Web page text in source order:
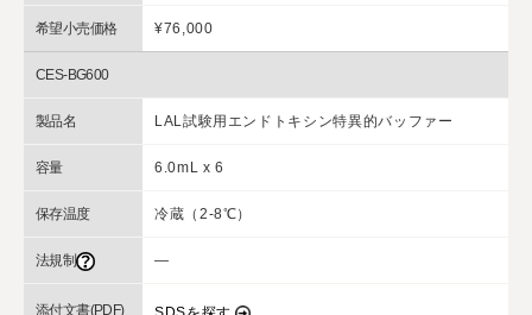
希望小売価格 ¥76,000
CES-BG600
製品名 LAL試験用エンドトキシン特異的バッファー
容量 6.0mL x 6
保存温度 冷蔵（2-8℃）
法規制 ―
添付文書(PDF)